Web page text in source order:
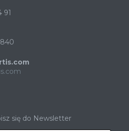
91
się do Newsletter